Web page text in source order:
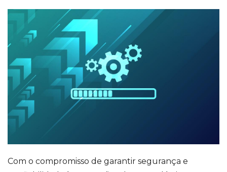
Com o compromisso de garantir segurança e